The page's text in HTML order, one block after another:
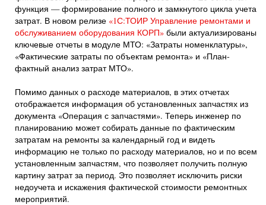
функция — формирование полного и замкнутого цикла учета
затрат. В новом релизе «1С:ТОИР Управление ремонтами и
обслуживанием оборудования КОРП» были актуализированы
ключевые отчеты в модуле МТО: «Затраты номенклатуры»,
«Фактические затраты по объектам ремонта» и «План-
фактный анализ затрат МТО».
Помимо данных о расходе материалов, в этих отчетах
отображается информация об установленных запчастях из
документа «Операция с запчастями». Теперь инженер по
планированию может собирать данные по фактическим
затратам на ремонты за календарный год и видеть
информацию не только по расходу материалов, но и по всем
установленным запчастям, что позволяет получить полную
картину затрат за период. Это позволяет исключить риски
недоучета и искажения фактической стоимости ремонтных
мероприятий.